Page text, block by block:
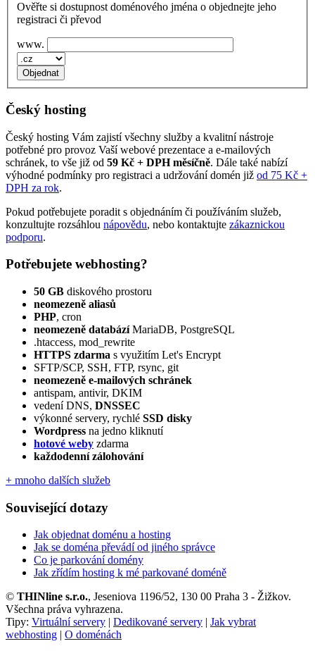
Ověřte si dostupnost doménového jména o objednejte jeho
registraci či převod
www.
Český hosting
Český hosting Vám zajistí všechny služby a kvalitní nástroje
potřebné pro provoz Vaší webové prezentace a e‑mailových
schránek, to vše již od 59 Kč + DPH měsíčně. Dále také nabízí
výhodné podmínky pro registraci a udržování domén již od 75 Kč +
DPH za rok.
Pokud potřebujete poradit s objednáním či používáním služeb,
konzultujte rozsáhlou nápovědu, nebo kontaktujte zákaznickou
podporu.
Potřebujete webhosting?
50 GB diskového prostoru
neomezeně aliasů
PHP, cron
neomezeně databázíMariaDB, PostgreSQL
.htaccess, mod_rewrite
HTTPS zdarma s využitím Let's Encrypt
SFTP/SCP, SSH, FTP, rsync, git
neomezeně e‑mailových schránek
antispam, antivir, DKIM
vedení DNS, DNSSEC
výkonné servery, rychlé SSD disky
Wordpress na jedno kliknutí
hotové weby zdarma
každodenní zálohování
+ mnoho dalších služeb
Související dotazy
Jak objednat doménu a hosting
Jak se doména převádí od jiného správce
Co je parkování domény
Jak zřídím hosting k mé parkované doméně
© THINline s.r.o., Jeseniova 1196/52, 130 00 Praha 3 - Žižkov.
Všechna práva vyhrazena.
Tipy: Virtuální servery | Dedikované servery | Jak vybrat
webhosting | O doménách